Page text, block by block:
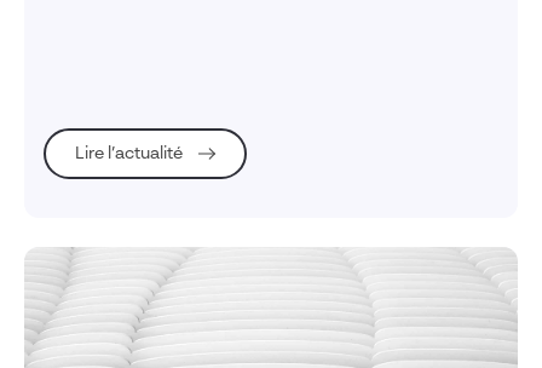
Lire l’actualité